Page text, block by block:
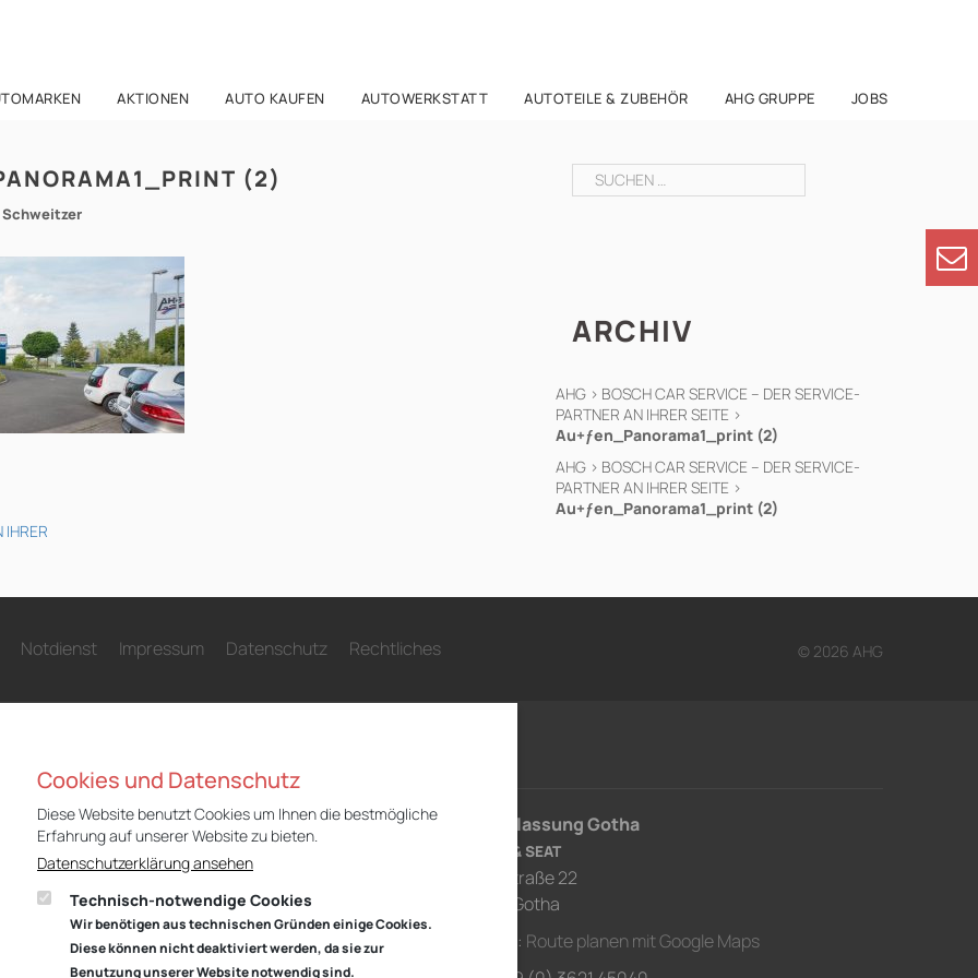
AKTIONEN AUTO KAUFEN AUTOWERKSTATT AUTOTEILE & ZUBEHÖR AHG GRUPPE JOBS
(2)
IHRER
Suchen
nach:
ARCHIV
AHG > BOSCH CAR SERVICE – DER SERVICE-
PARTNER AN IHRER SEITE >
Au+ƒen_Panorama1_print (2)
AHG > BOSCH CAR SERVICE – DER SERVICE-
PARTNER AN IHRER SEITE >
Au+ƒen_Panorama1_print (2)
© 2026 AHG
Notdienst Impressum Datenschutz Rechtliches
Niederlassung Gotha
Cyrusstraße 22
99867 Gotha
Anfahrt:Route planen mit Google Maps
Niederlassung Gotha
CUPRA & SEAT
Cyrusstraße 22
99867 Gotha
Anfahrt: Route planen mit Google Maps
Cookies und Datenschutz
Diese Website benutzt Cookies um Ihnen die bestmögliche
Erfahrung auf unserer Website zu bieten.
Datenschutzerklärung ansehen
Technisch-notwendige Cookies
Wir benötigen aus technischen Gründen einige Cookies.
Diese können nicht deaktiviert werden, da sie zur
Benutzung unserer Website notwendig sind.